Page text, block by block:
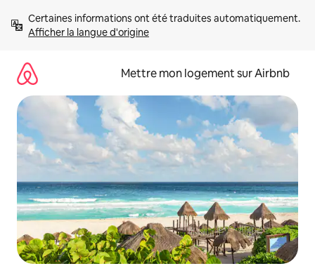
directement
Afficher la langue d'origine
Mettre mon logement sur Airbnb